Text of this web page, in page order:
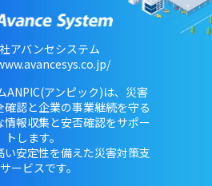
アバンセシステム
ANPIC(アンピック)は、災害
確認と企業の事業継続を守る
報収集と安否確認をサポー
トします。
安定性を備えた災害対策支
ービスです。